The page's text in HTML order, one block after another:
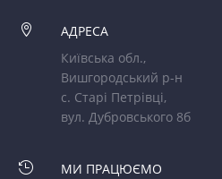

АДРЕСА
Київська обл.,
Вишгородський р-н
с. Старі Петрівці,
вул. Дубровського 8б

МИ ПРАЦЮЄМО